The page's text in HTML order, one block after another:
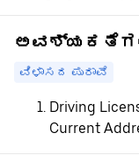
ವಿಳಾಸದ ಪುರಾವೆ
Driving
Current